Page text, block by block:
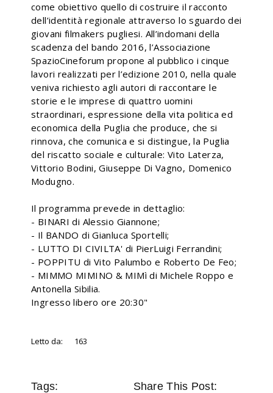
come obiettivo quello di costruire il racconto
dell’identità regionale attraverso lo sguardo dei
giovani filmakers pugliesi. All’indomani della
scadenza del bando 2016, l’Associazione
SpazioCineforum propone al pubblico i cinque
lavori realizzati per l’edizione 2010, nella quale
veniva richiesto agli autori di raccontare le
storie e le imprese di quattro uomini
straordinari, espressione della vita politica ed
economica della Puglia che produce, che si
rinnova, che comunica e si distingue, la Puglia
del riscatto sociale e culturale: Vito Laterza,
Vittorio Bodini, Giuseppe Di Vagno, Domenico
Modugno.
Il programma prevede in dettaglio:
- BINARI di Alessio Giannone;
- Il BANDO di Gianluca Sportelli;
- LUTTO DI CIVILTA' di PierLuigi Ferrandini;
- POPPITU di Vito Palumbo e Roberto De Feo;
- MIMMO MIMINO & MIMì di Michele Roppo e
Antonella Sibilia.
Ingresso libero ore 20:30"
Letto da: 163
Tags: Share This Post: